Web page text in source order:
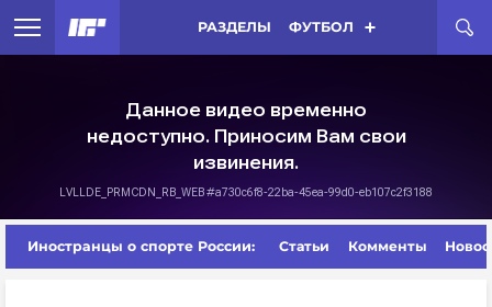
РАЗДЕЛЫ ФУТБОЛ
Иностранцы о спорте России: Статьи Комменты